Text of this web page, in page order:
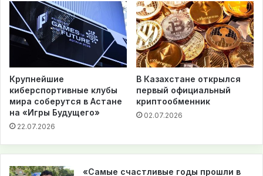
Крупнейшие
киберспортивные клубы
мира соберутся в Астане
на «Игры Будущего»
22.07.2026
В Казахстане открылся
первый официальный
криптообменник
02.07.2026
«Самые счастливые годы прошли в